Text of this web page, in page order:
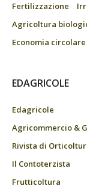
Fertilizzazione
Agricoltura
Economia circolare
EDAGRICOLE
Edagricole
Agricommercio &
Rivista di
Il Contoterzista
Frutticoltura